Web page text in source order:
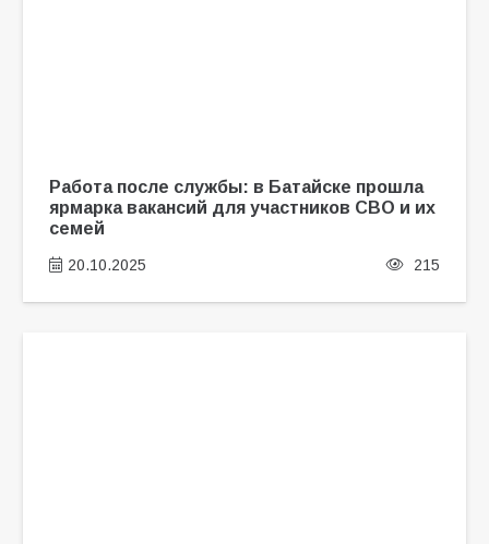
Работа после службы: в Батайске прошла
ярмарка вакансий для участников СВО и их
семей
20.10.2025 215